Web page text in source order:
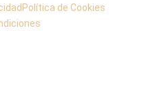
Política de Cookies